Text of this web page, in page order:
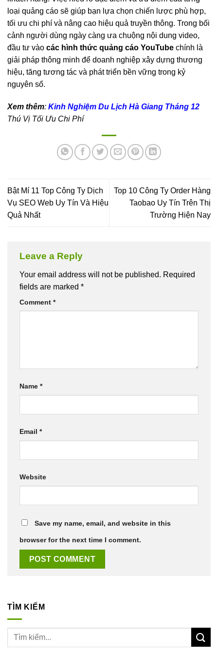
loại quảng cáo sẽ giúp bạn lựa chọn chiến lược phù hợp,
tối ưu chi phí và nâng cao hiệu quả truyền thông. Trong bối
cảnh người dùng ngày càng ưa chuộng nội dung video,
đầu tư vào các hình thức quảng cáo YouTube chính là
giải pháp thông minh để doanh nghiệp xây dựng thương
hiệu, tăng tương tác và phát triển bền vững trong kỷ
nguyên số.
Xem thêm: Kinh Nghiệm Du Lịch Hà Giang Tháng 12
Thú Vị Tối Ưu Chi Phí
Bật Mí 11 Top Công Ty Dịch
Vụ SEO Web Uy Tín Và Hiệu
Quả Nhất
Top 10 Công Ty Order Hàng
Taobao Uy Tín Trên Thị
Trường Hiện Nay
Leave a Reply
Your email address will not be published. Required
fields are marked *
Comment *
Name *
Email *
Website
Save my name, email, and website in this
browser for the next time I comment.
TÌM KIẾM